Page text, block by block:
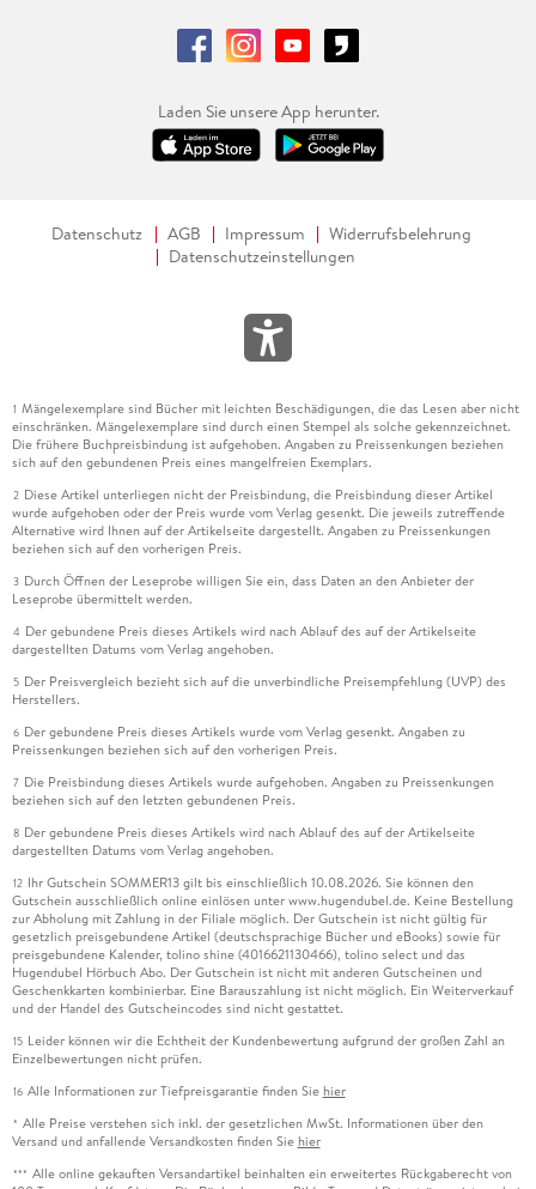
Laden Sie unsere App herunter.
Datenschutz AGB Impressum
Widerrufsbelehrung
Datenschutzeinstellungen
1 Mängelexemplare sind Bücher mit leichten Beschädigungen, die das Lesen aber nicht
einschränken. Mängelexemplare sind durch einen Stempel als solche gekennzeichnet.
Die frühere Buchpreisbindung ist aufgehoben. Angaben zu Preissenkungen beziehen
sich auf den gebundenen Preis eines mangelfreien Exemplars.
2 Diese Artikel unterliegen nicht der Preisbindung, die Preisbindung dieser Artikel
wurde aufgehoben oder der Preis wurde vom Verlag gesenkt. Die jeweils zutreffende
Alternative wird Ihnen auf der Artikelseite dargestellt. Angaben zu Preissenkungen
beziehen sich auf den vorherigen Preis.
3 Durch Öffnen der Leseprobe willigen Sie ein, dass Daten an den Anbieter der
Leseprobe übermittelt werden.
4 Der gebundene Preis dieses Artikels wird nach Ablauf des auf der Artikelseite
dargestellten Datums vom Verlag angehoben.
5 Der Preisvergleich bezieht sich auf die unverbindliche Preisempfehlung (UVP) des
Herstellers.
6 Der gebundene Preis dieses Artikels wurde vom Verlag gesenkt. Angaben zu
Preissenkungen beziehen sich auf den vorherigen Preis.
7 Die Preisbindung dieses Artikels wurde aufgehoben. Angaben zu Preissenkungen
beziehen sich auf den letzten gebundenen Preis.
8 Der gebundene Preis dieses Artikels wird nach Ablauf des auf der Artikelseite
dargestellten Datums vom Verlag angehoben.
12 Ihr Gutschein SOMMER13 gilt bis einschließlich 10.08.2026. Sie können den
Gutschein ausschließlich online einlösen unter www.hugendubel.de. Keine Bestellung
zur Abholung mit Zahlung in der Filiale möglich. Der Gutschein ist nicht gültig für
gesetzlich preisgebundene Artikel (deutschsprachige Bücher und eBooks) sowie für
preisgebundene Kalender, tolino shine (4016621130466), tolino select und das
Hugendubel Hörbuch Abo. Der Gutschein ist nicht mit anderen Gutscheinen und
Geschenkkarten kombinierbar. Eine Barauszahlung ist nicht möglich. Ein Weiterverkauf
und der Handel des Gutscheincodes sind nicht gestattet.
15 Leider können wir die Echtheit der Kundenbewertung aufgrund der großen Zahl an
Einzelbewertungen nicht prüfen.
16 Alle Informationen zur Tiefpreisgarantie finden Sie hier
* Alle Preise verstehen sich inkl. der gesetzlichen MwSt. Informationen über den
Versand und anfallende Versandkosten finden Sie hier
*** Alle online gekauften Versandartikel beinhalten ein erweitertes Rückgaberecht von